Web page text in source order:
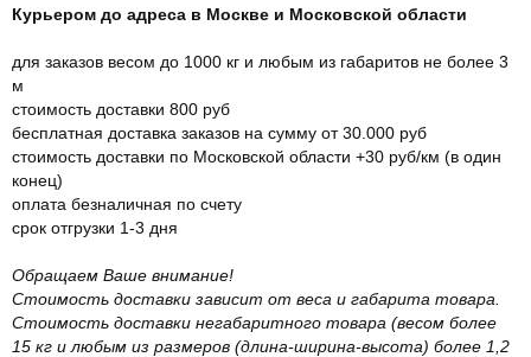
Курьером до адреса в Москве и Московской области
для заказов весом до 1000 кг и любым из габаритов не более 3
м
стоимость доставки 800 руб
бесплатная доставка заказов на сумму от 30.000 руб
стоимость доставки по Московской области +30 руб/км (в один
конец)
оплата безналичная по счету
срок отгрузки 1-3 дня
Обращаем Ваше внимание!
Стоимость доставки зависит от веса и габарита товара.
Стоимость доставки негабаритного товара (весом более
15 кг и любым из размеров (длина-ширина-высота) более 1,2